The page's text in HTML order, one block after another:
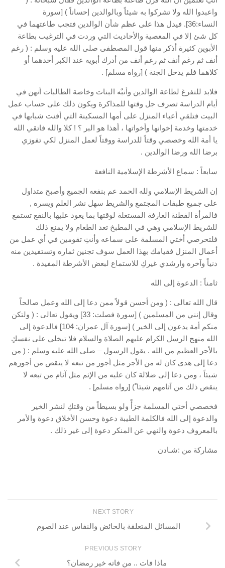
واعبدوا الله ولا تشركوا به شيئاً وبالوالدين إحساناً ) [سورة
النساء:36]. فيدل هذا على عظم شأن الوالدين فتجب طاعتهما في
كل شئ إلا في المعصية والأحاديث التي وردت في الترغيب بطاعة
الأبوين كثيرة أذكر منها قول المصطفى صلى الله عليه وسلم : ( رغم
أنف ثم رغم أنف ثم رغم أنف من أدرك أبويه عند الكبر أحدهما أو
كلاهما فلم يدخل الجنة ) [رواه مسلم] .
فلابد للتفرغ لطاعة الوالدين وأنبٌه البنات وخاصة الطالبات أنهن في
أيام الدراسة تصرف جل وقتها للمذاكرة ويكون ذلك على حساب عمل
البيت فتلقي أعباء المنزل على أمها المسكينة التي أفنت شبابها في
خدمتها وخدمة إخوانها وأخواتها ، أهذا هو البر ؟ ! كلا والله فاتقي الله
يا أمة الله وخصصي وقتاً للدراسة ووقتاً لعمل المنزل لكي تفوزي
برضا الله ورضا الوالدين .
سابعاً : سماع الأشرطة الإسلامية النافعة
إن الشريط الإسلامي ولله الحمد عم بنفعه الجميع وأصبح متداول
على جميع طبقات المجتمع والشريط سهل نشر العلم ويسره ,
فالمرأة الفطنة العارفة المستغلة لوقتها بما يعود عليها بالنفع تستمع
للشريط الإسلامي وهي في المطبخ تعد الطعام ولا يمنع ذلك
فلتحرصي أختي المسلمة على سماعه وأنتِ تقومين في أي عمل من
أعمال المنزل فقيامك بهذا العمل سوف تجنين ثماره وتستفيدين منه
دنياً وآخره وارشدي غيركِ للاستماع لبعض الأشرطة المفيدة .
ثامناً : الدعوة إلى الله
قال الله تعالى : ( ومن أحسن قولاً ممن دعا إلى الله وعمل صالحاً
وقال إنني من المسلمين ) [سورة فصلت: 33] ويقول تعالى : ( ولتكن
منكم أمة يدعون إلى الخير ) [سورة آل عمران: 104] فالدعوة إلى
الله منهج الرسل الكرام عليهم الصلاة والسلام فلا تبخلي على نفسكِ
بالأجر العظيم من الله . يقول الرسول – صلى الله عليه وسلم : ( من
دعا إلى هدى كان له من الأجر مثل أجور من تبعه لا ينقص من أجورهم
شيئاً ، ومن دعا إلى ضلالة كان عليه من الإثم مثل آثام من تبعه لا
ينقص ذلك من آثامهم شيئا ً) [رواه مسلم] .
فخصصي أختي المسلمة جزأً ولو بسيطاً من وقتكِ لنشر الخير
والدعوة إلى الله فالكلمة الطيبة دعوة وحسن الأخلاق دعوة والأمر
بالمعروف دعوة والنهي عن المنكر دعوة إلى غير ذلك .
مشاركة من :شـادن
NEXT STORY
المسائل المتعلقة بالحائض والنفاس عند الصوم
PREVIOUS STORY
ماذا فات .. من فاته خير رمضان؟